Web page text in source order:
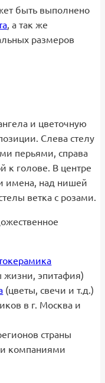
быть выполнено
, а так же
размеров
и цветочную
Слева стелу
перьями, справа
к голове. В центре
имена, над нишей
ветка с розами.
эпитафия)
(цветы, свечи и т.д.)
в г. Москва и
страны
компаниями